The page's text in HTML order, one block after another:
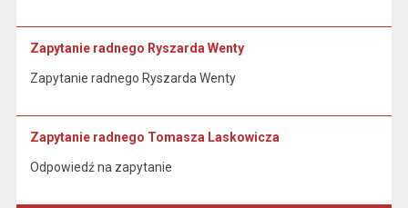
Zapytanie radnego Ryszarda Wenty
Zapytanie radnego Ryszarda Wenty
Zapytanie radnego Tomasza Laskowicza
Odpowiedź na zapytanie